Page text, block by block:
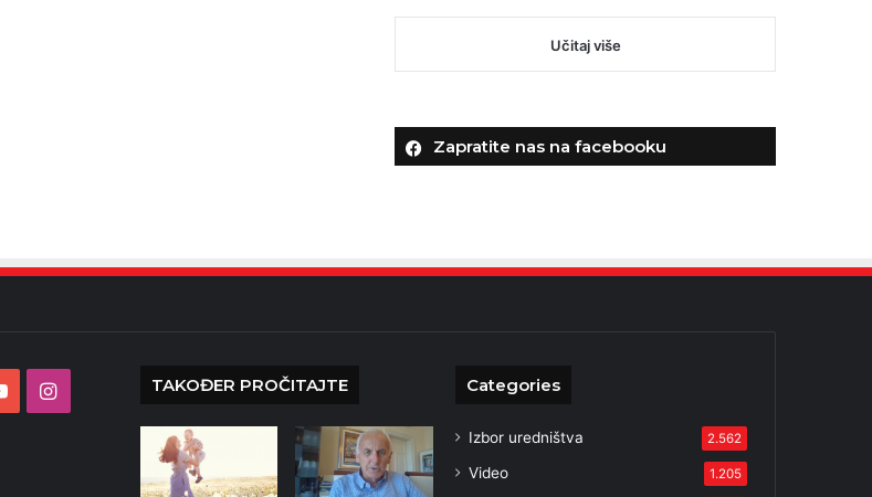
Učitaj više
Zapratite nas na facebooku
YouTubeInstagram TAKOĐER PROČITAJTE Categories
Izbor uredništva 2.562
Video 1.205